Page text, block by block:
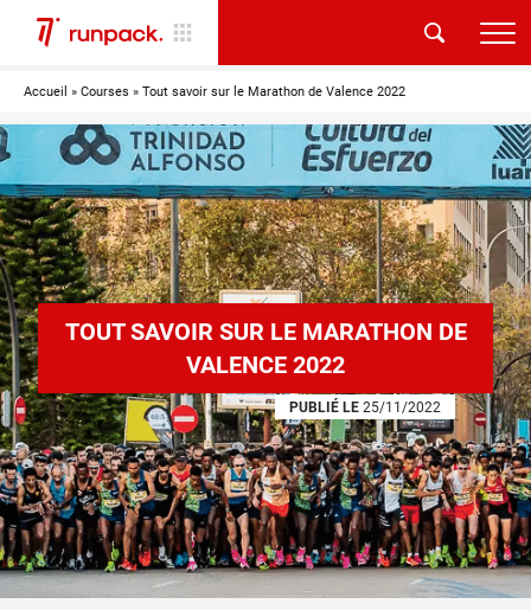
Accueil » Courses » Tout savoir sur le Marathon de Valence 2022
TOUT SAVOIR SUR LE MARATHON DE
VALENCE 2022
PUBLIÉ LE 25/11/2022